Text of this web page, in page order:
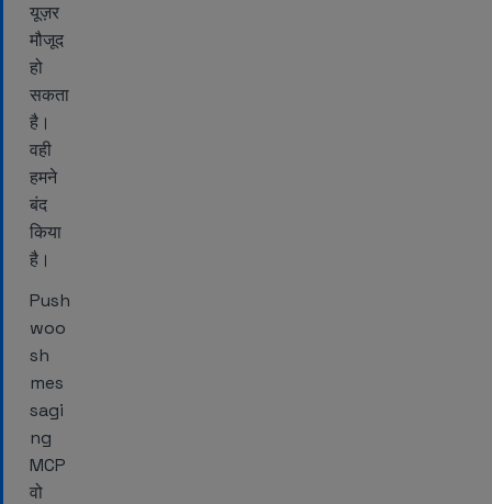
यूज़र
मौजूद
हो
सकता
है।
वही
हमने
बंद
किया
है।
Push
woo
sh
mes
sagi
ng
MCP
वो